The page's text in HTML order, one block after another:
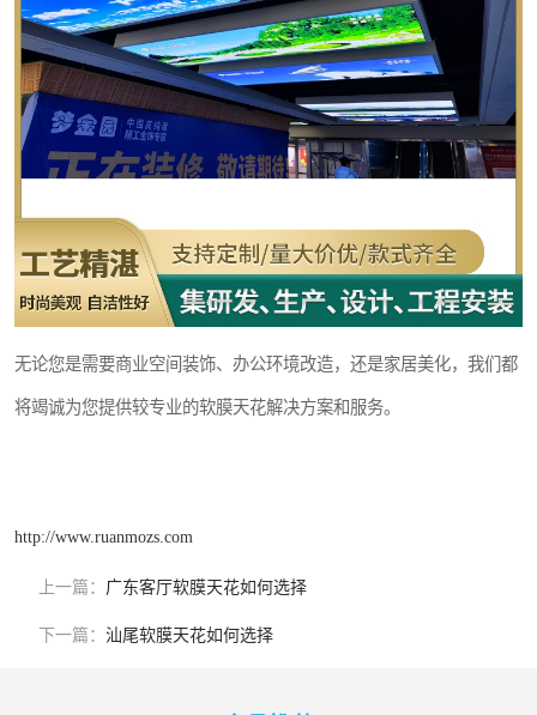
无论您是需要商业空间装饰、办公环境改造，还是家居美化，我们都
将竭诚为您提供较专业的软膜天花解决方案和服务。
http://www.ruanmozs.com
上一篇： 广东客厅软膜天花如何选择
下一篇： 汕尾软膜天花如何选择